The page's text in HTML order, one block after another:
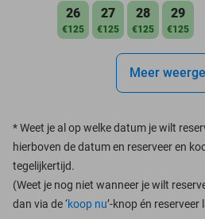
26
€125
27
€125
28
€125
29
€125
Meer
*Weet je al op welke datum je wilt
hierboven de datum en reserveer en
tegelijkertijd.
(Weet je nog niet wanneer je wilt
dan via de ‘koop nu’-knop én reserveer